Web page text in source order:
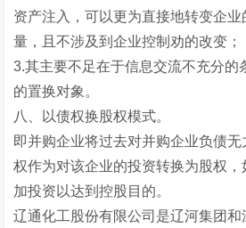
资产注入，可以更为直接地转变企
量，且不涉及到企业控制劝的改变；
3.其主要不足在于信息交流不充分的
的置换对象。
八、以债权换股权模式。
即并购企业将过去对并购企业负债
权作为对该企业的投资转换为股权
加投资以达到控股目的。
辽通化工股份有限公司是辽河集团